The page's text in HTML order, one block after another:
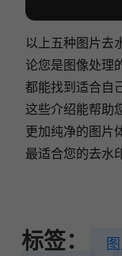
以上五种图片去
论您是图像处理
都能找到适合自
这些介绍能帮助
更加纯净的图片
最适合您的去水
标签：